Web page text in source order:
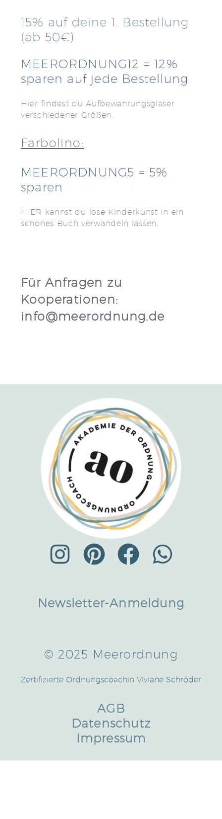
15% auf deine 1. Bestellung
(ab 50€)
MEERORDNUNG12 = 12%
sparen auf jede Bestellung
Hier findest du Aufbewahrungsgläser
verschiedener Größen.
Farbolino:
MEERORDNUNG5 = 5%
sparen
HIER kannst du lose Kinderkunst in ein
schönes Buch verwandeln lassen.
Für Anfragen zu
Kooperationen:
info@meerordnung.de
Newsletter-Anmeldung
© 2025 Meerordnung
Zertifizierte Ordnungscoachin Viviane Schröder
AGB
Datenschutz
Impressum